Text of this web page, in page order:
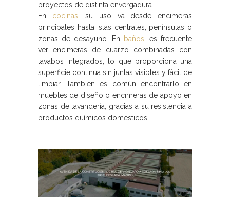
proyectos de distinta envergadura.
En cocinas, su uso va desde encimeras
principales hasta islas centrales, penínsulas o
zonas de desayuno. En
baños, es frecuente
ver encimeras de cuarzo combinadas con
lavabos integrados, lo que proporciona una
superficie continua sin juntas visibles y fácil de
limpiar. También es común encontrarlo en
muebles de diseño o encimeras de apoyo en
zonas de lavandería, gracias a su resistencia a
productos químicos domésticos.